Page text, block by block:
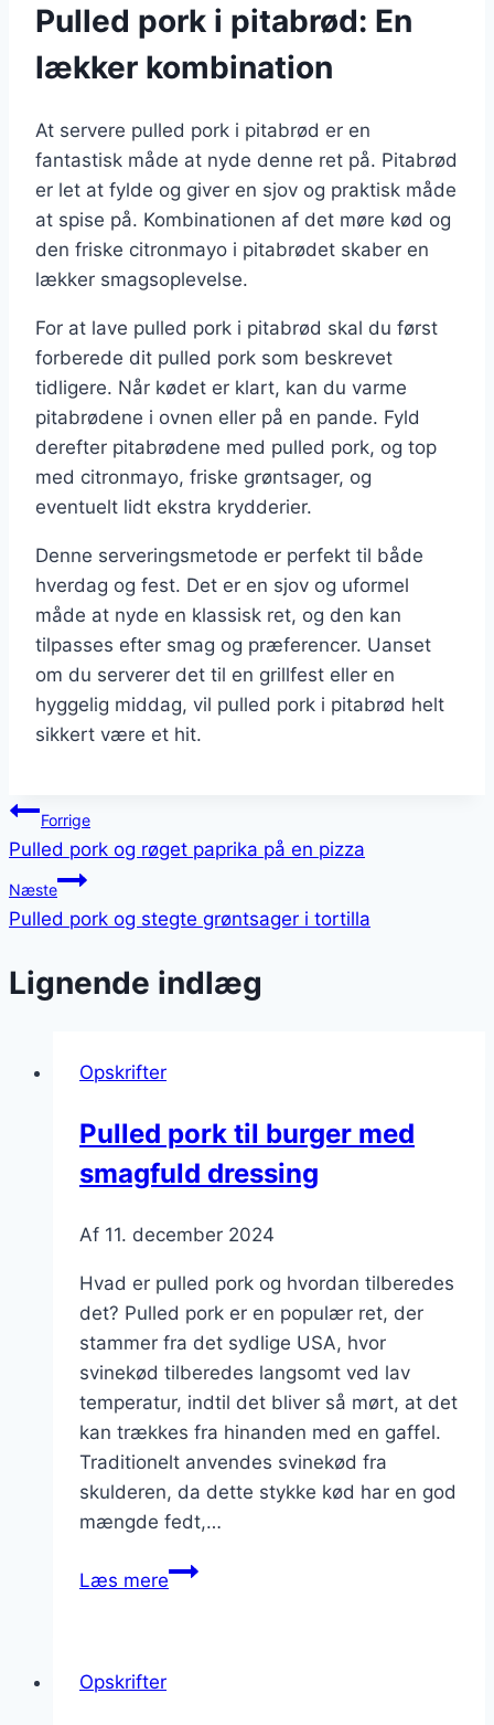
Pulled pork i pitabrød: En
lækker kombination
At servere pulled pork i pitabrød er en
fantastisk måde at nyde denne ret på. Pitabrød
er let at fylde og giver en sjov og praktisk måde
at spise på. Kombinationen af det møre kød og
den friske citronmayo i pitabrødet skaber en
lækker smagsoplevelse.
For at lave pulled pork i pitabrød skal du først
forberede dit pulled pork som beskrevet
tidligere. Når kødet er klart, kan du varme
pitabrødene i ovnen eller på en pande. Fyld
derefter pitabrødene med pulled pork, og top
med citronmayo, friske grøntsager, og
eventuelt lidt ekstra krydderier.
Denne serveringsmetode er perfekt til både
hverdag og fest. Det er en sjov og uformel
måde at nyde en klassisk ret, og den kan
tilpasses efter smag og præferencer. Uanset
om du serverer det til en grillfest eller en
hyggelig middag, vil pulled pork i pitabrød helt
sikkert være et hit.
Indlægsnavigation
Forrige
Pulled pork og røget paprika på en pizza
Næste
Pulled pork og stegte grøntsager i tortilla
Lignende indlæg
Opskrifter
Pulled pork til burger med
smagfuld dressing
Af 11. december 2024
Hvad er pulled pork og hvordan tilberedes
det? Pulled pork er en populær ret, der
stammer fra det sydlige USA, hvor
svinekød tilberedes langsomt ved lav
temperatur, indtil det bliver så mørt, at det
kan trækkes fra hinanden med en gaffel.
Traditionelt anvendes svinekød fra
skulderen, da dette stykke kød har en god
mængde fedt,…
Læs merePulled
Opskrifter